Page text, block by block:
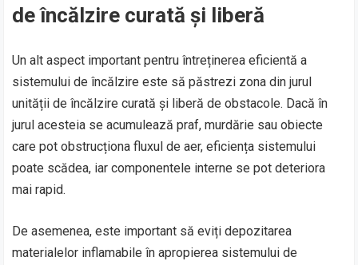
de încălzire curată și liberă
Un alt aspect important pentru întreținerea eficientă a
sistemului de încălzire este să păstrezi zona din jurul
unității de încălzire curată și liberă de obstacole. Dacă în
jurul acesteia se acumulează praf, murdărie sau obiecte
care pot obstrucționa fluxul de aer, eficiența sistemului
poate scădea, iar componentele interne se pot deteriora
mai rapid.
De asemenea, este important să eviți depozitarea
materialelor inflamabile în apropierea sistemului de